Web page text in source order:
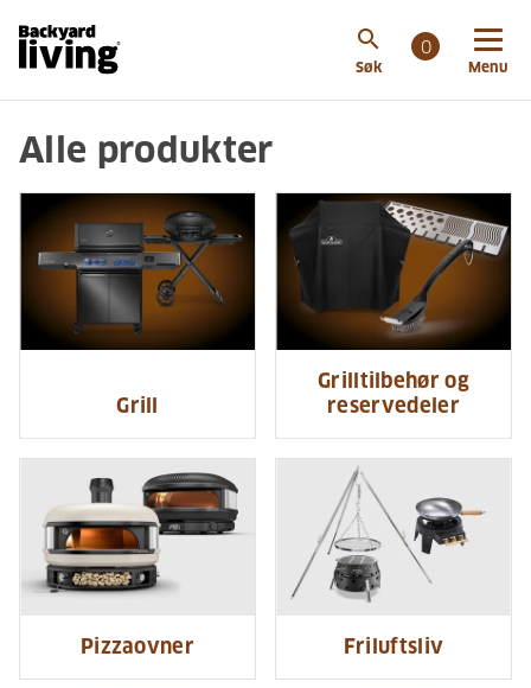
search
Søk
0
Menu
Alle produkter
Grill
Grilltilbehør og
reservedeler
Pizzaovner Friluftsliv